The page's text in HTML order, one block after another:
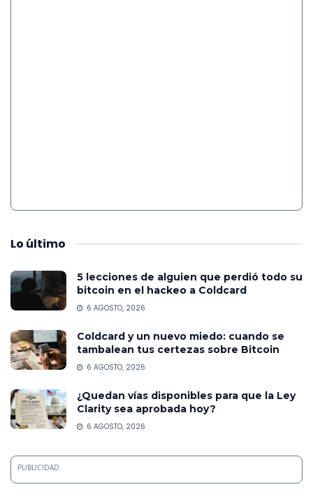
Lo último
5 lecciones de alguien que perdió todo su
bitcoin en el hackeo a Coldcard
6 AGOSTO, 2026
Coldcard y un nuevo miedo: cuando se
tambalean tus certezas sobre Bitcoin
6 AGOSTO, 2026
¿Quedan vías disponibles para que la Ley
Clarity sea aprobada hoy?
6 AGOSTO, 2026
PUBLICIDAD